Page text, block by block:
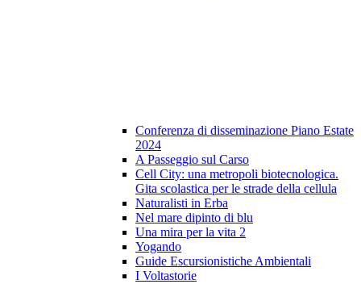
Conferenza di disseminazione Piano Estate
2024
A Passeggio sul Carso
Cell City: una metropoli biotecnologica.
Gita scolastica per le strade della cellula
Naturalisti in Erba
Nel mare dipinto di blu
Una mira per la vita 2
Yogando
Guide Escursionistiche Ambientali
I Voltastorie